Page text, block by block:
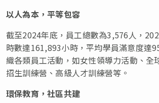
以人為本，平等包容
截至2024年底，員工總數為3,576人，
時數達161,893小時，平均學員滿意度達
織各類員工活動，如女性領導力活動、全
招生訓練營、高級人才訓練營等。
環保教育，社區共建